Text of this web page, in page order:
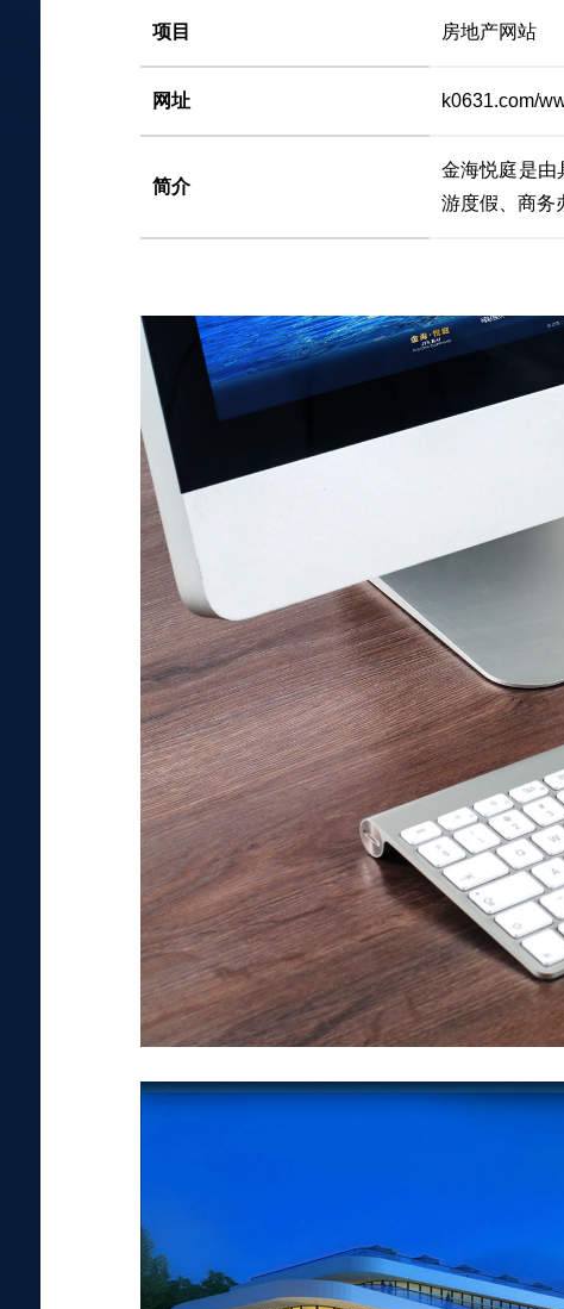
项目 房地产网站
网址 k0631.com/
简介
金海悦庭是由
游度假、商务